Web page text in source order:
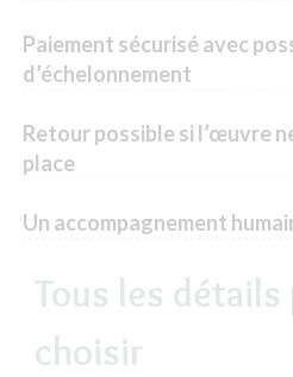
Paiement sécurisé avec
d’échelonnement
Retour possible si l’œuvre
place
Un accompagnement
Tous les
choisir